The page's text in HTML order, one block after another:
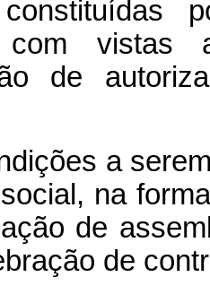
com vistas
de
a
na
de
de